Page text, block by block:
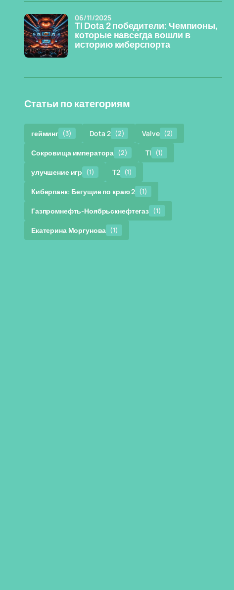
TI Dota 2 победители: Чемпионы,
которые навсегда вошли в
историю киберспорта
06/11/2025
Статьи по категориям
гейминг (3) Dota 2 (2) Valve (2)
Сокровища императора (2) TI (1)
улучшение игр (1) T2 (1)
Киберпанк: Бегущие по краю 2 (1)
Газпромнефть-Ноябрьскнефтегаз (1)
Екатерина Моргунова (1)